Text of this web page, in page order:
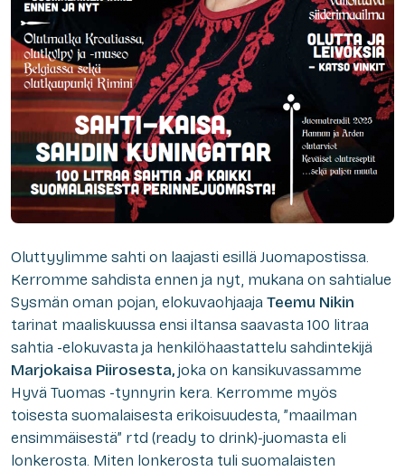
Oluttyylimme sahti on laajasti esillä Juomapostissa.
Kerromme sahdista ennen ja nyt, mukana on sahtialue
Sysmän oman pojan, elokuvaohjaaja Teemu Nikin
tarinat maaliskuussa ensi iltansa saavasta 100 litraa
sahtia -elokuvasta ja henkilöhaastattelu sahdintekijä
Marjokaisa Piirosesta,joka on kansikuvassamme
Hyvä Tuomas -tynnyrin kera. Kerromme myös
toisesta suomalaisesta erikoisuudesta, ”maailman
ensimmäisestä” rtd (ready to drink)-juomasta eli
lonkerosta. Miten lonkerosta tuli suomalaisten